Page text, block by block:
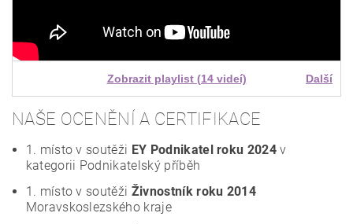
Zobrazit playlist (14 videí) Další
NAŠE OCENĚNÍ A CERTIFIKACE
1. místo v soutěži EY Podnikatel roku 2024 v
kategorii Podnikatelský příběh
1. místo v soutěži Živnostník roku 2014
Moravskoslezského kraje